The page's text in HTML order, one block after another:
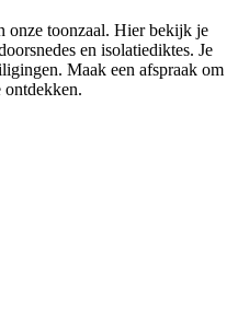
onze toonzaal. Hier bekijk je
en isolatiediktes. Je
Maak een afspraak om
ontdekken.